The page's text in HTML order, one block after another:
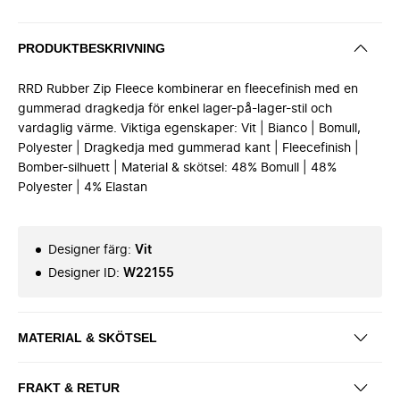
PRODUKTBESKRIVNING
RRD Rubber Zip Fleece kombinerar en fleecefinish med en
gummerad dragkedja för enkel lager-på-lager-stil och
vardaglig värme. Viktiga egenskaper: Vit | Bianco | Bomull,
Polyester | Dragkedja med gummerad kant | Fleecefinish |
Bomber-silhuett | Material & skötsel: 48% Bomull | 48%
Polyester | 4% Elastan
Designer färg: Vit
Designer ID: W22155
MATERIAL & SKÖTSEL
FRAKT & RETUR